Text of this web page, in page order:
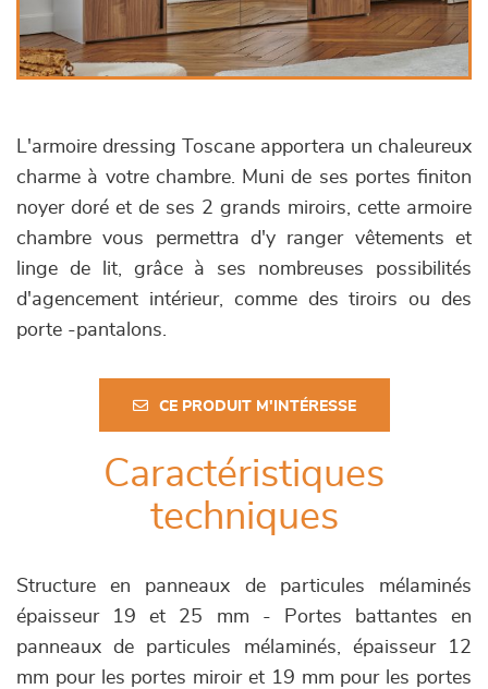
L'armoire dressing Toscane apportera un chaleureux
charme à votre chambre. Muni de ses portes finiton
noyer doré et de ses 2 grands miroirs, cette armoire
chambre vous permettra d'y ranger vêtements et
linge de lit, grâce à ses nombreuses possibilités
d'agencement intérieur, comme des tiroirs ou des
porte -pantalons.
CE PRODUIT M'INTÉRESSE
Caractéristiques
techniques
Structure en panneaux de particules mélaminés
épaisseur 19 et 25 mm - Portes battantes en
panneaux de particules mélaminés, épaisseur 12
mm pour les portes miroir et 19 mm pour les portes